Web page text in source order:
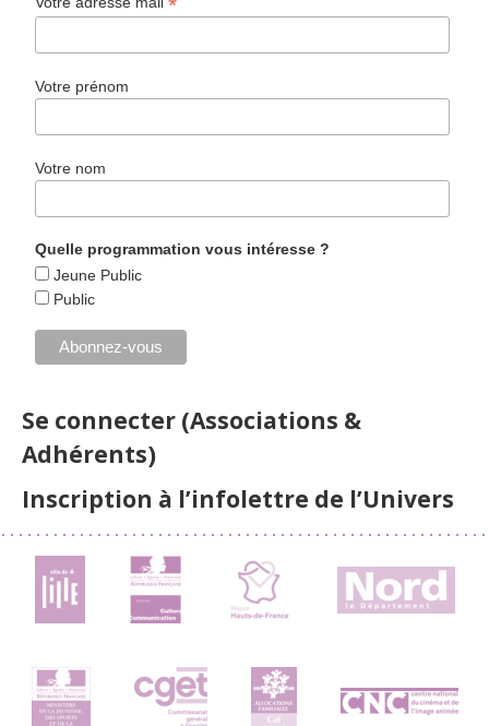
Votre prénom
Votre nom
Quelle programmation vous intéresse ?
Jeune Public
Public
Se connecter (Associations &
Adhérents)
Inscription à l’infolettre de l’Univers